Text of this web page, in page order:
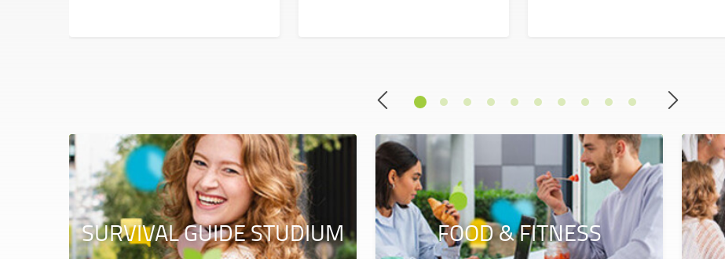
SURVIVAL GUIDE STUDIUM FOOD & FITNESS